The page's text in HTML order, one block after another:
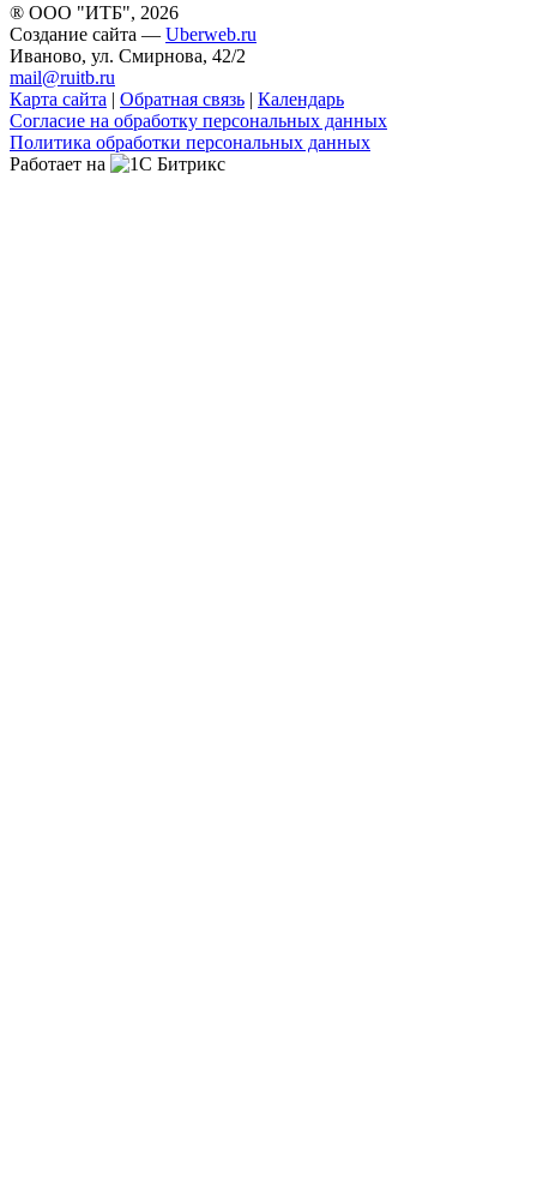
® ООО "ИТБ", 2026
Создание сайта — Uberweb.ru
Иваново, ул. Смирнова, 42/2
mail@ruitb.ru
Карта сайта | Обратная связь | Календарь
Согласие на обработку персональных данных
Политика обработки персональных данных
Работает на